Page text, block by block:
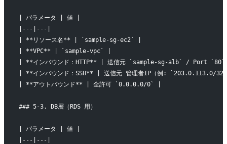
| パラメータ | 値 |
|---|---|
| **リソース名** | `sample-sg-ec2` |
| **VPC** | `sample-vpc` |
| **インバウンド：HTTP** | 送信元 `sample-sg-alb` / Port
| **インバウンド：SSH** | 送信元 管理者IP（例:
| **アウトバウンド** | 全許可 `0.0.0.0/0` |
### 5-3. DB層（RDS 用）
| パラメータ | 値 |
|---|---|